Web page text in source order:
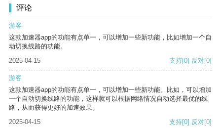
评论
游客
这款加速器app的功能有点单一，可以增加一些新功能，比如增加一个自
动切换线路的功能。
2025-04-15
支持[0] 反对[0]
游客
这款加速器app的功能有点单一，可以增加一些新功能。比如，可以增加
一个自动切换线路的功能，这样就可以根据网络情况自动选择最优的线
路，从而获得更好的加速效果。
2025-04-15
支持[0] 反对[0]